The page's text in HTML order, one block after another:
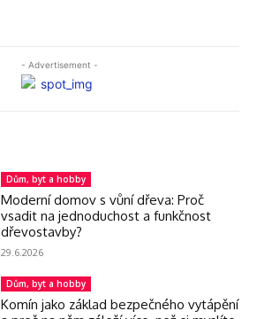
- Advertisement -
Dům, byt a hobby
Moderní domov s vůní dřeva: Proč
vsadit na jednoduchost a funkčnost
dřevostavby?
29.6.2026
Dům, byt a hobby
Komín jako základ bezpečného vytápění